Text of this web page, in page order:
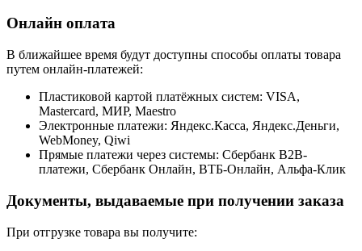
Онлайн оплата
В ближайшее время будут доступны способы оплаты товара
путем онлайн-платежей:
Пластиковой картой платёжных систем: VISA,
Mastercard, МИР, Maestrо
Электронные платежи: Яндекс.Касса, Яндекс.Деньги,
WebMoney, Qiwi
Прямые платежи через системы: Сбербанк B2B-
платежи, Сбербанк Онлайн, ВТБ-Онлайн, Альфа-Клик
Документы, выдаваемые при получении заказа
При отгрузке товара вы получите: